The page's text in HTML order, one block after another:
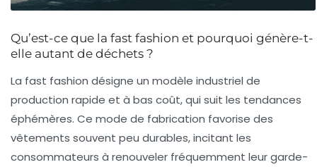
Qu’est-ce que la fast fashion et pourquoi génère-t-
elle autant de déchets ?
La fast fashion désigne un modèle industriel de
production rapide et à bas coût, qui suit les tendances
éphémères. Ce mode de fabrication favorise des
vêtements souvent peu durables, incitant les
consommateurs à renouveler fréquemment leur garde-